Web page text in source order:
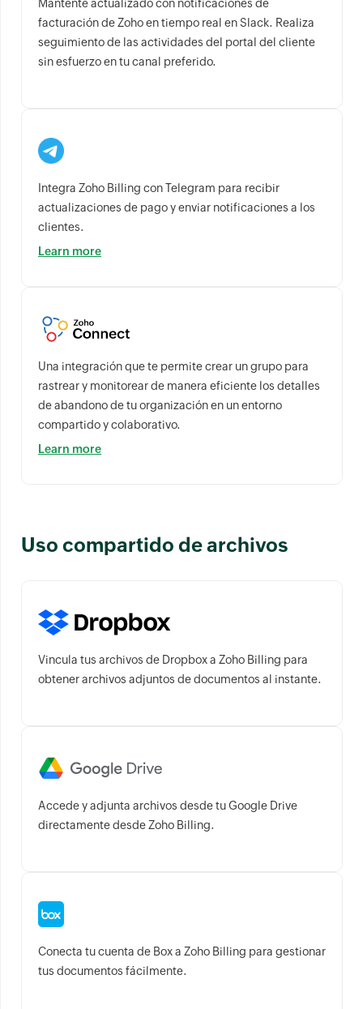
Mantente actualizado con notificaciones de
facturación de Zoho en tiempo real en Slack. Realiza
seguimiento de las actividades del portal del cliente
sin esfuerzo en tu canal preferido.
Integra Zoho Billing con Telegram para recibir
actualizaciones de pago y enviar notificaciones a los
clientes.
Learn more
Una integración que te permite crear un grupo para
rastrear y monitorear de manera eficiente los detalles
de abandono de tu organización en un entorno
compartido y colaborativo.
Learn more
Uso compartido de archivos
Vincula tus archivos de Dropbox a Zoho Billing para
obtener archivos adjuntos de documentos al instante.
Accede y adjunta archivos desde tu Google Drive
directamente desde Zoho Billing.
Conecta tu cuenta de Box a Zoho Billing para gestionar
tus documentos fácilmente.